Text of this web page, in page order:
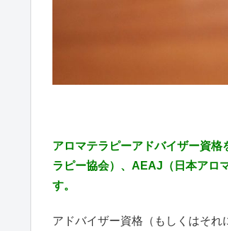
アロマテラピーアドバイザー資
ラピー協会）、AEAJ（日本アロ
す。
アドバイザー資格（もしくはそ